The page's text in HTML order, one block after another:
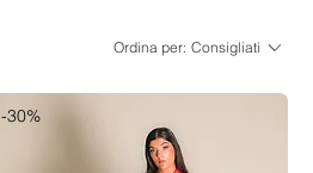
Ordina per: Consigliati
-30%